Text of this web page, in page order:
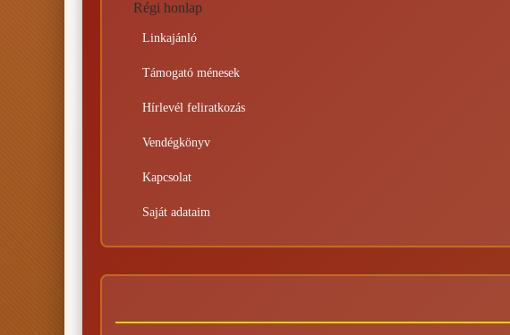
Régi honlap
Linkajánló
Támogató ménesek
Hírlevél feliratkozás
Vendégkönyv
Kapcsolat
Saját adataim